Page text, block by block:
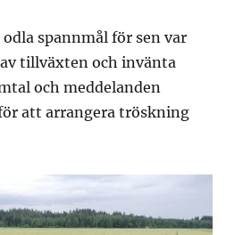
spannmål för sen var
tillväxten och invänta
och meddelanden
att arrangera tröskning